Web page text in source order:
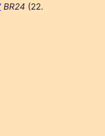
BR24 (22.